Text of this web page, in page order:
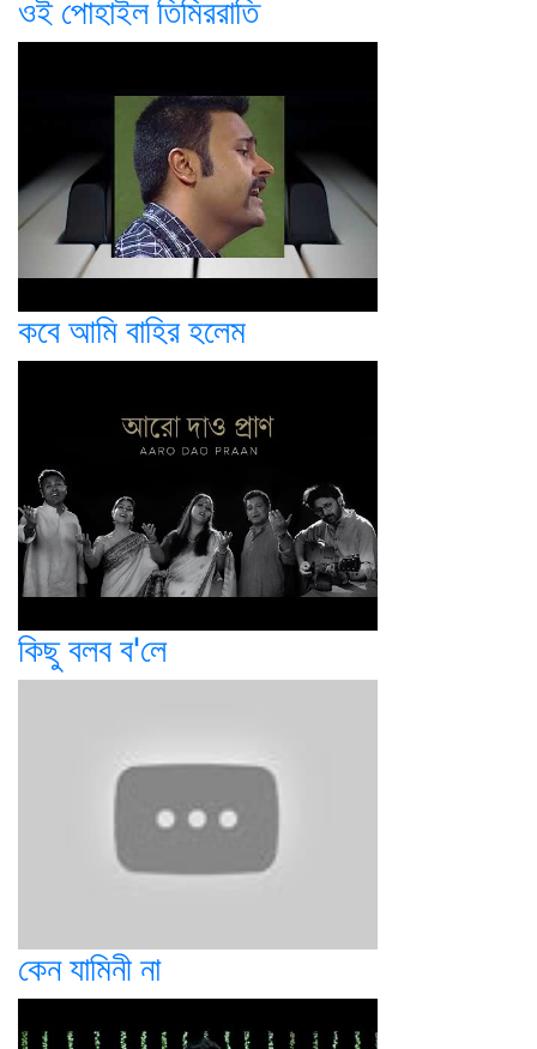
ওই পোহাইল তিমিররাতি
কবে আমি বাহির হলেম
কিছু বলব ব'লে
কেন যামিনী না